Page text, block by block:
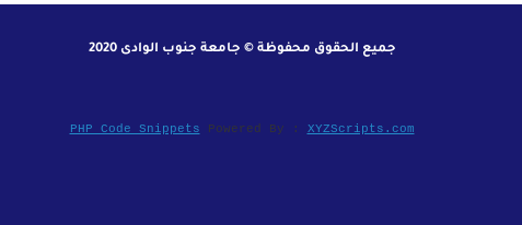
جميع الحقوق محفوظة © جامعة جنوب الوادى 2020
PHP Code Snippets Powered By : XYZScripts.com